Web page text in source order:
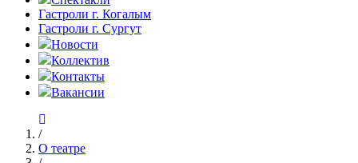
Гастроли г. Когалым
Гастроли г. Сургут
Новости
Коллектив
Контакты
Вакансии
/
О театре